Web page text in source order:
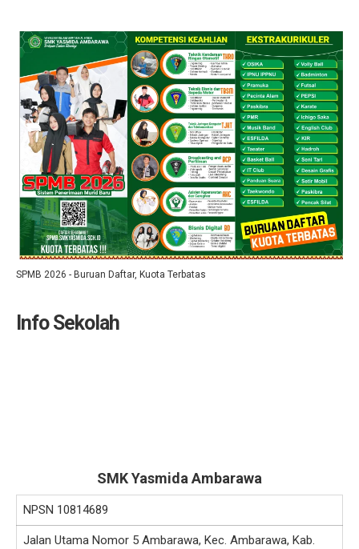
SPMB 2026 - Buruan Daftar, Kuota Terbatas
Info Sekolah
SMK Yasmida Ambarawa
NPSN 10814689
Jalan Utama Nomor 5 Ambarawa, Kec. Ambarawa, Kab.